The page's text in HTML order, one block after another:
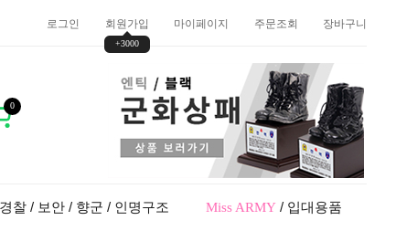
로그인 회원가입
+3000
마이페이지 주문조회 장바구니
0
경찰 / 보안 / 향군 / 인명구조 Miss ARMY/ 입대용품